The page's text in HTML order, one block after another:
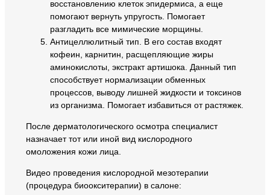
восстановлению клеток эпидермиса, а еще
помогают вернуть упругость. Помогает
разгладить все мимические морщины.
Антицеллюлитный тип. В его состав входят
кофеин, карнитин, расщепляющие жиры
аминокислоты, экстракт артишока. Данный тип
способствует нормализации обменных
процессов, выводу лишней жидкости и токсинов
из организма. Помогает избавиться от растяжек.
После дерматологического осмотра специалист
назначает тот или иной вид кислородного
омоложения кожи лица.
Видео проведения кислородной мезотерапии
(процедура биоокситерапии) в салоне: